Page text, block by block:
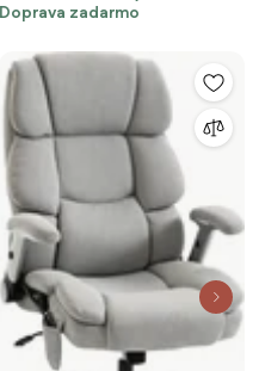
Doprava zadarmo